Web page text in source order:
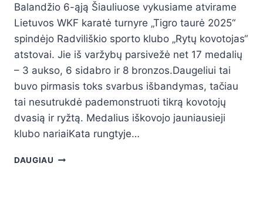
Balandžio 6-ąją Šiauliuose vykusiame atvirame
Lietuvos WKF karatė turnyre „Tigro taurė 2025“
spindėjo Radviliškio sporto klubo „Rytų kovotojas“
atstovai. Jie iš varžybų parsivežė net 17 medalių
– 3 aukso, 6 sidabro ir 8 bronzos.Daugeliui tai
buvo pirmasis toks svarbus išbandymas, tačiau
tai nesutrukdė pademonstruoti tikrą kovotojų
dvasią ir ryžtą. Medalius iškovojo jauniausieji
klubo nariaiKata rungtyje…
DAUGIAU